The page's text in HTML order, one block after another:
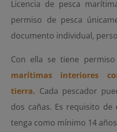
Licencia de pesca
permiso de pesca
documento individual,
Con ella se tiene permiso
marítimas interiores
tierra. Cada pescador
dos cañas. Es requisito
tenga como mínimo 14